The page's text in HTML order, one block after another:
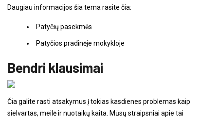
Daugiau informacijos šia tema rasite čia:
Patyčių pasekmės
Patyčios pradinėje mokykloje
Bendri klausimai
Čia galite rasti atsakymus į tokias kasdienes problemas kaip
sielvartas, meilė ir nuotaikų kaita. Mūsų straipsniai apie tai